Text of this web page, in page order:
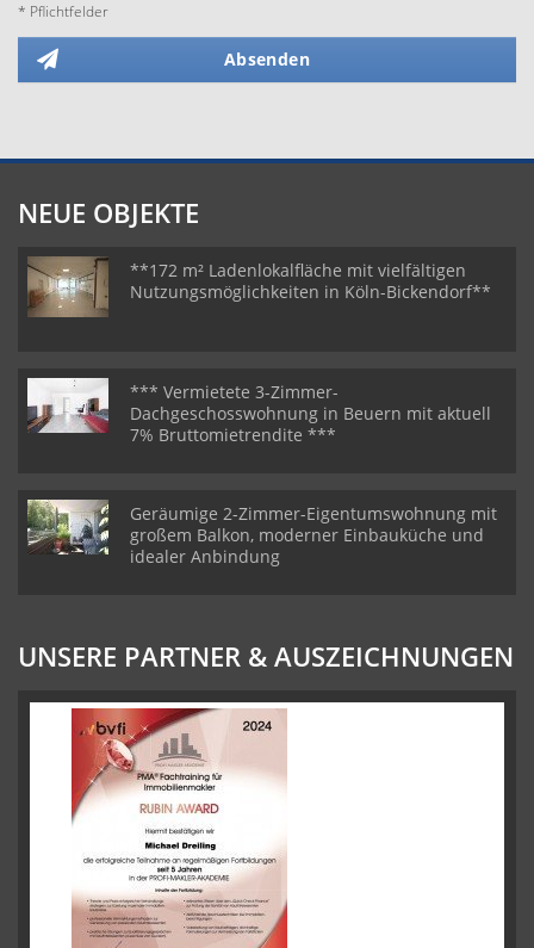
* Pflichtfelder
Absenden
NEUE OBJEKTE
**172 m² Ladenlokalfläche mit vielfältigen
Nutzungsmöglichkeiten in Köln-Bickendorf**
*** Vermietete 3-Zimmer-
Dachgeschosswohnung in Beuern mit aktuell
7% Bruttomietrendite ***
Geräumige 2-Zimmer-Eigentumswohnung mit
großem Balkon, moderner Einbauküche und
idealer Anbindung
UNSERE PARTNER & AUSZEICHNUNGEN